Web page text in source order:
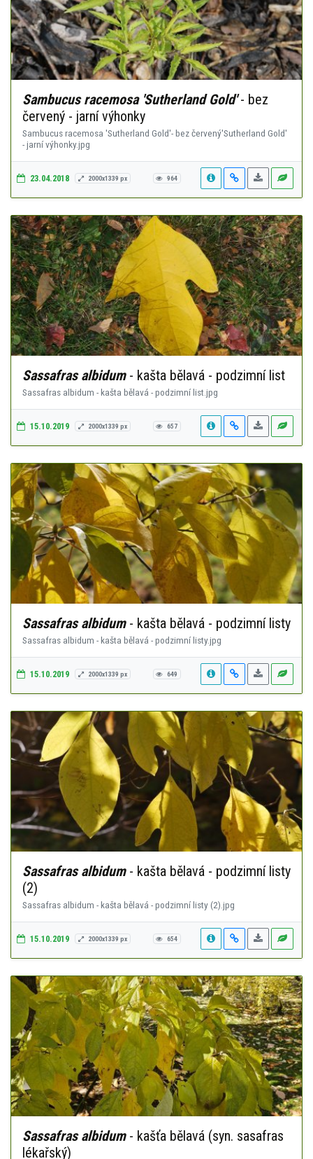
Sambucus racemosa 'Sutherland Gold'- bez
červený - jarní výhonky
Sambucus racemosa 'Sutherland Gold'- bez červený'Sutherland Gold'
- jarní výhonky.jpg
23.04.2018 2000x1339 px 964
Sassafras albidum- kašta bělavá - podzimní list
Sassafras albidum - kašta bělavá - podzimní list.jpg
15.10.2019 2000x1339 px 657
Sassafras albidum- kašta bělavá - podzimní listy
Sassafras albidum - kašta bělavá - podzimní listy.jpg
15.10.2019 2000x1339 px 649
Sassafras albidum- kašta bělavá - podzimní listy
(2)
Sassafras albidum - kašta bělavá - podzimní listy (2).jpg
15.10.2019 2000x1339 px 654
Sassafras albidum- kašťa bělavá (syn. sasafras
lékařský)